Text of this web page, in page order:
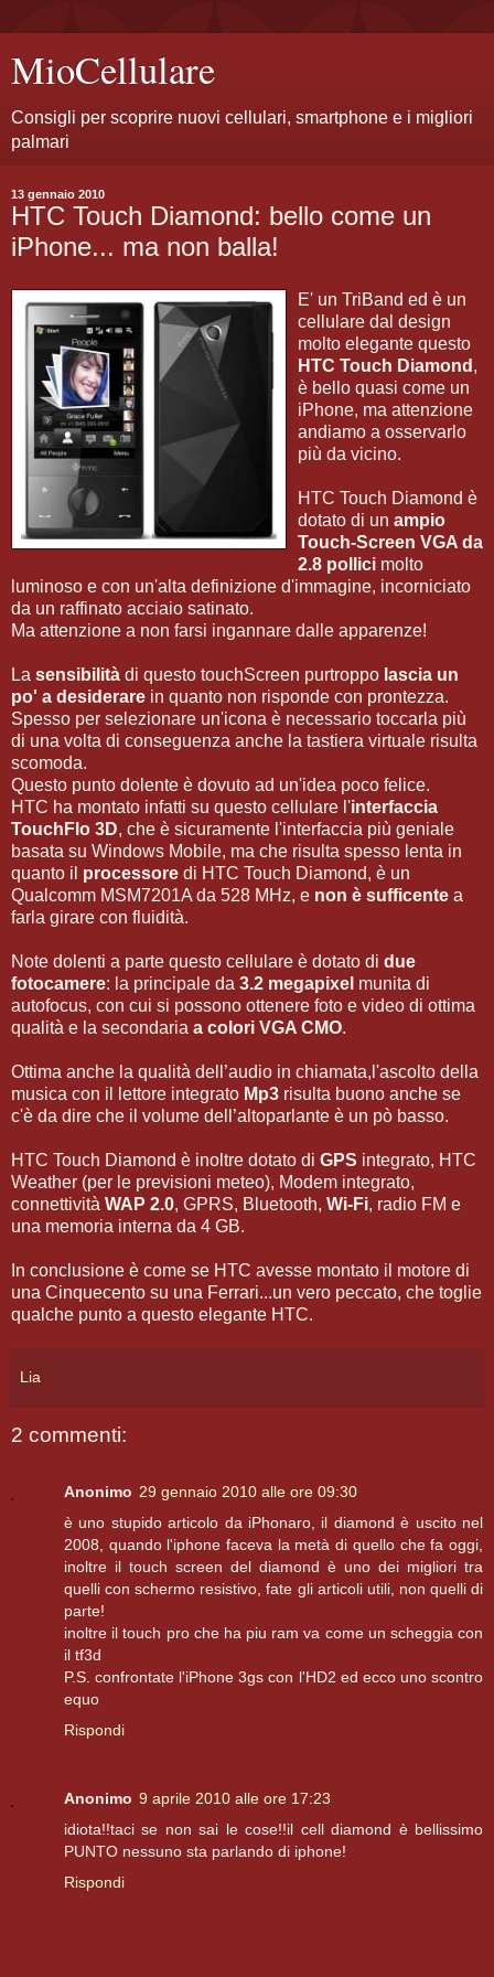
MioCellulare
Consigli per scoprire nuovi cellulari, smartphone e i migliori
palmari
13 gennaio 2010
HTC Touch Diamond: bello come un
iPhone... ma non balla!
E' un TriBand ed è un
cellulare dal design
molto elegante questo
HTC Touch Diamond ,
è bello quasi come un
iPhone, ma attenzione
andiamo a osservarlo
più da vicino.
HTC Touch Diamond è
dotato di un ampio
Touch-Screen VGA da
2.8 pollici molto
luminoso e con un'alta definizione d'immagine, incorniciato
da un raffinato acciaio satinato.
Ma attenzione a non farsi ingannare dalle apparenze!
La sensibilità di questo touchScreen purtroppo lascia un
po' a desiderare in quanto non risponde con prontezza.
Spesso per selezionare un'icona è necessario toccarla più
di una volta di conseguenza anche la tastiera virtuale risulta
scomoda.
Questo punto dolente è dovuto ad un'idea poco felice.
HTC ha montato infatti su questo cellulare l'interfaccia
TouchFlo 3D, che è sicuramente l'interfaccia più geniale
basata su Windows Mobile, ma che risulta spesso lenta in
quanto il processore di HTC Touch Diamond, è un
Qualcomm MSM7201A da 528 MHz, e non è sufficente a
farla girare con fluidità.
Note dolenti a parte questo cellulare è dotato di due
fotocamere: la principale da 3.2 megapixel munita di
autofocus, con cui si possono ottenere foto e video di ottima
qualità e la secondaria a colori VGA CMO.
Ottima anche la qualità dell’audio in chiamata,l'ascolto della
musica con il lettore integrato Mp3 risulta buono anche se
c'è da dire che il volume dell’altoparlante è un pò basso.
HTC Touch Diamond è inoltre dotato di GPS integrato, HTC
Weather (per le previsioni meteo), Modem integrato,
connettività WAP 2.0, GPRS, Bluetooth, Wi-Fi, radio FM e
una memoria interna da 4 GB.
In conclusione è come se HTC avesse montato il motore di
una Cinquecento su una Ferrari...un vero peccato, che toglie
qualche punto a questo elegante HTC.
Lia
2 commenti:
Anonimo 29 gennaio 2010 alle ore 09:30
è uno stupido articolo da iPhonaro, il diamond è uscito nel
2008, quando l'iphone faceva la metà di quello che fa oggi,
inoltre il touch screen del diamond è uno dei migliori tra
quelli con schermo resistivo, fate gli articoli utili, non quelli di
parte!
inoltre il touch pro che ha piu ram va come un scheggia con
il tf3d
P.S. confrontate l'iPhone 3gs con l'HD2 ed ecco uno scontro
equo
Rispondi
Anonimo 9 aprile 2010 alle ore 17:23
idiota!!taci se non sai le cose!!il cell diamond è bellissimo
PUNTO nessuno sta parlando di iphone!
Rispondi